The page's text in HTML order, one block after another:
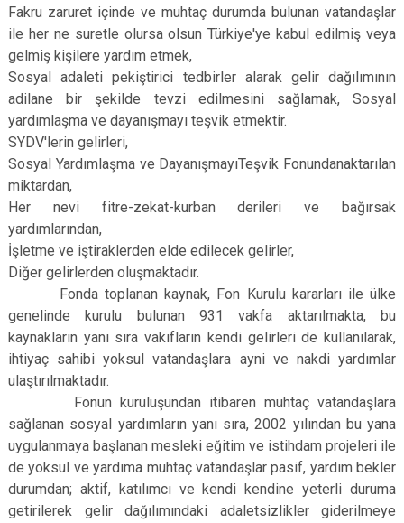
Fakru zaruret içinde ve muhtaç durumda bulunan vatandaşlar
ile her ne suretle olursa olsun Türkiye'ye kabul edilmiş veya
gelmiş kişilere yardım etmek,
Sosyal adaleti pekiştirici tedbirler alarak gelir dağılımının
adilane bir şekilde tevzi edilmesini sağlamak, Sosyal
yardımlaşma ve dayanışmayı teşvik etmektir.
SYDV'lerin gelirleri,
Sosyal Yardımlaşma ve DayanışmayıTeşvik Fonundanaktarılan
miktardan,
Her nevi fitre-zekat-kurban derileri ve bağırsak
yardımlarından,
İşletme ve iştiraklerden elde edilecek gelirler,
Diğer gelirlerden oluşmaktadır.
Fonda toplanan kaynak, Fon Kurulu kararları ile ülke
genelinde kurulu bulunan 931 vakfa aktarılmakta, bu
kaynakların yanı sıra vakıfların kendi gelirleri de kullanılarak,
ihtiyaç sahibi yoksul vatandaşlara ayni ve nakdi yardımlar
ulaştırılmaktadır.
Fonun kuruluşundan itibaren muhtaç vatandaşlara
sağlanan sosyal yardımların yanı sıra, 2002 yılından bu yana
uygulanmaya başlanan mesleki eğitim ve istihdam projeleri ile
de yoksul ve yardıma muhtaç vatandaşlar pasif, yardım bekler
durumdan; aktif, katılımcı ve kendi kendine yeterli duruma
getirilerek gelir dağılımındaki adaletsizlikler giderilmeye